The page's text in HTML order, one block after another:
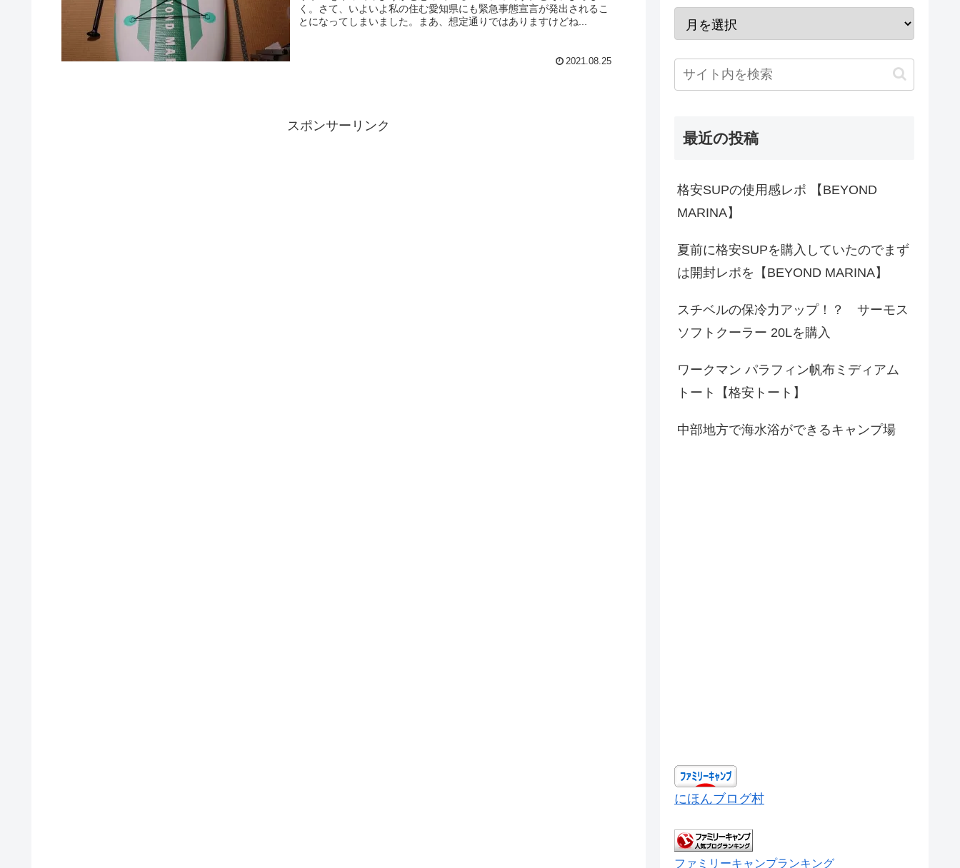
く。さて、いよいよ私の住む愛知県にも緊急事態宣言が発出されるこ
とになってしまいました。まあ、想定通りではありますけどね...
2021.08.25
スポンサーリンク
最近の投稿
格安SUPの使用感レポ 【BEYOND
MARINA】
夏前に格安SUPを購入していたのでまず
は開封レポを【BEYOND MARINA】
スチベルの保冷力アップ！？ サーモス
ソフトクーラー 20Lを購入
ワークマン パラフィン帆布ミディアム
トート【格安トート】
中部地方で海水浴ができるキャンプ場
にほんブログ村
ファミリーキャンプランキング